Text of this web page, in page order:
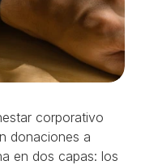
corporativo
donaciones a
en dos capas: los